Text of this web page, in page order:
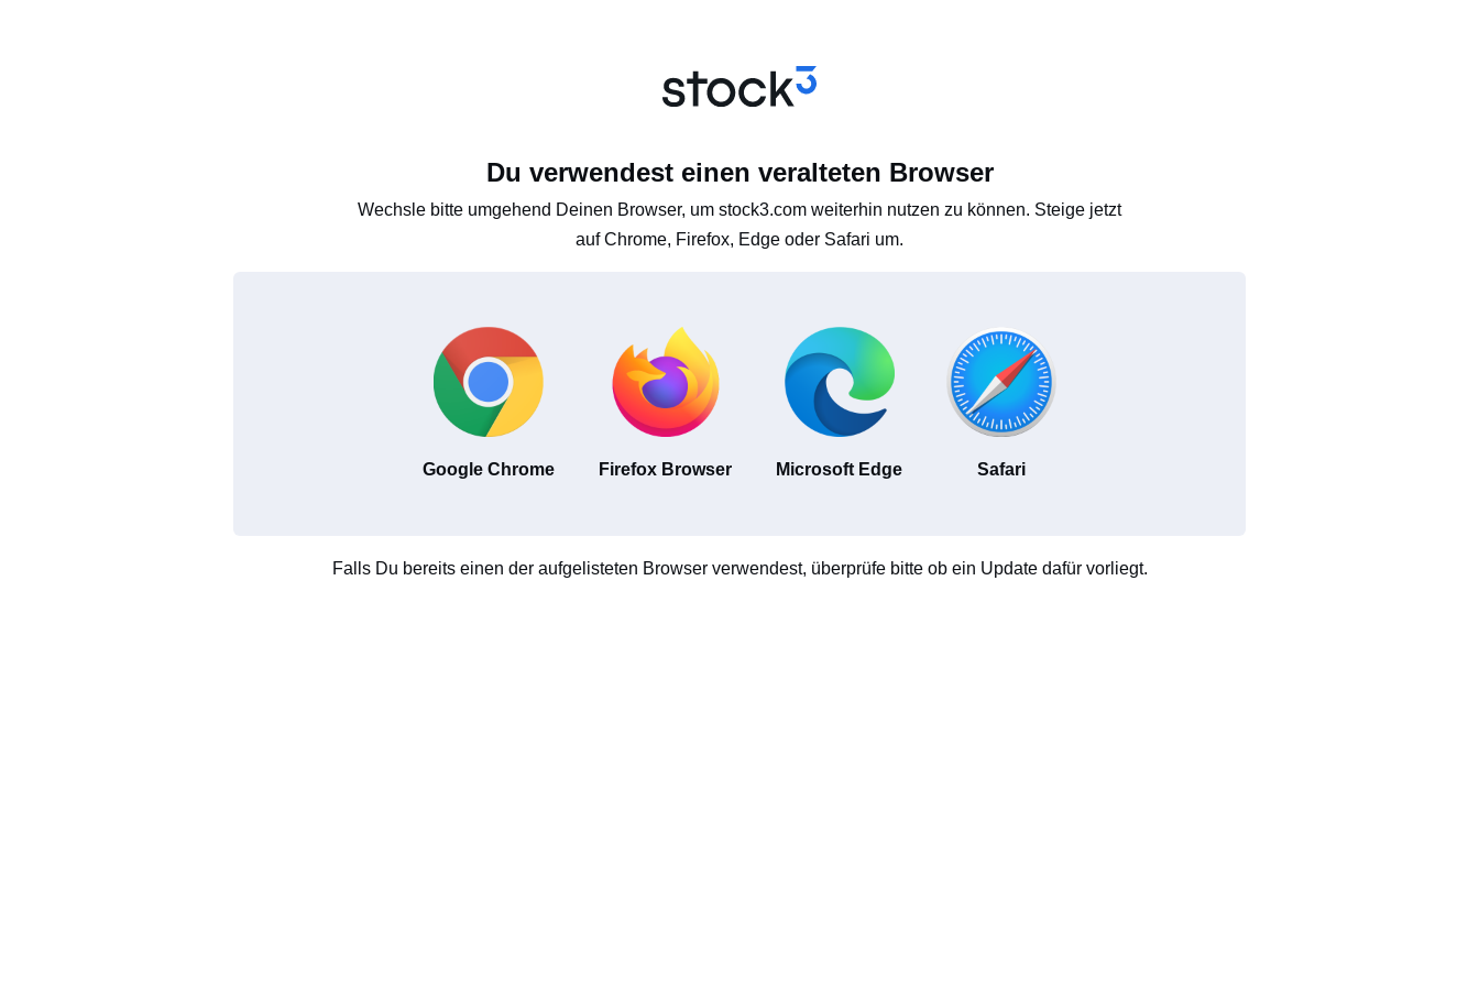
Du verwendest einen veralteten Browser
Wechsle bitte umgehend Deinen Browser, um stock3.com weiterhin nutzen zu können. Steige jetzt
auf Chrome, Firefox, Edge oder Safari um.
Google Chrome Firefox Browser Microsoft Edge Safari
Falls Du bereits einen der aufgelisteten Browser verwendest, überprüfe bitte ob ein Update dafür vorliegt.